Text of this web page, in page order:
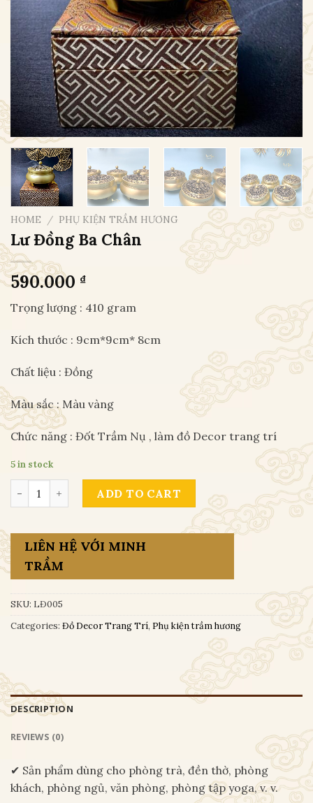
HOME / PHỤ KIỆN TRẦM HƯƠNG
Lư Đồng Ba Chân
590.000 ₫
Trọng lượng : 410 gram
Kích thước : 9cm*9cm* 8cm
Chất liệu : Đồng
Màu sắc : Màu vàng
Chức năng : Đốt Trầm Nụ , làm đồ Decor trang trí
5 in stock
Lư Đồng Ba Chân quantity
ADD TO CART
LIÊN HỆ VỚI MINH
TRẦM
SKU: LĐ005
Categories: Đồ Decor Trang Trí, Phụ kiện trầm hương
DESCRIPTION
REVIEWS (0)
✔ Sản phẩm dùng cho phòng trà, đền thờ, phòng
khách, phòng ngủ, văn phòng, phòng tập yoga, v. v.